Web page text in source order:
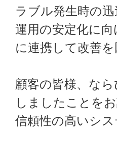
ラブル発生時の
運用の安定化に
に連携して改善
顧客の皆様、な
しましたことを
信頼性の高いシ